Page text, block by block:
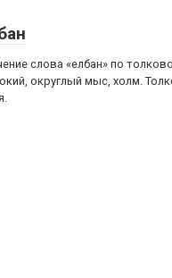
слова «елбан» по
округлый мыс, холм.